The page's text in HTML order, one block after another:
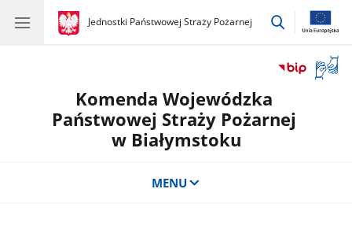
gov.pl
Jednostki Państwowej Straży Pożarnej
gov.pl
Jednostki
przejdź
okno
Komenda Wojewódzka
Państwowej Straży Pożarnej
w Białymstoku
MENU